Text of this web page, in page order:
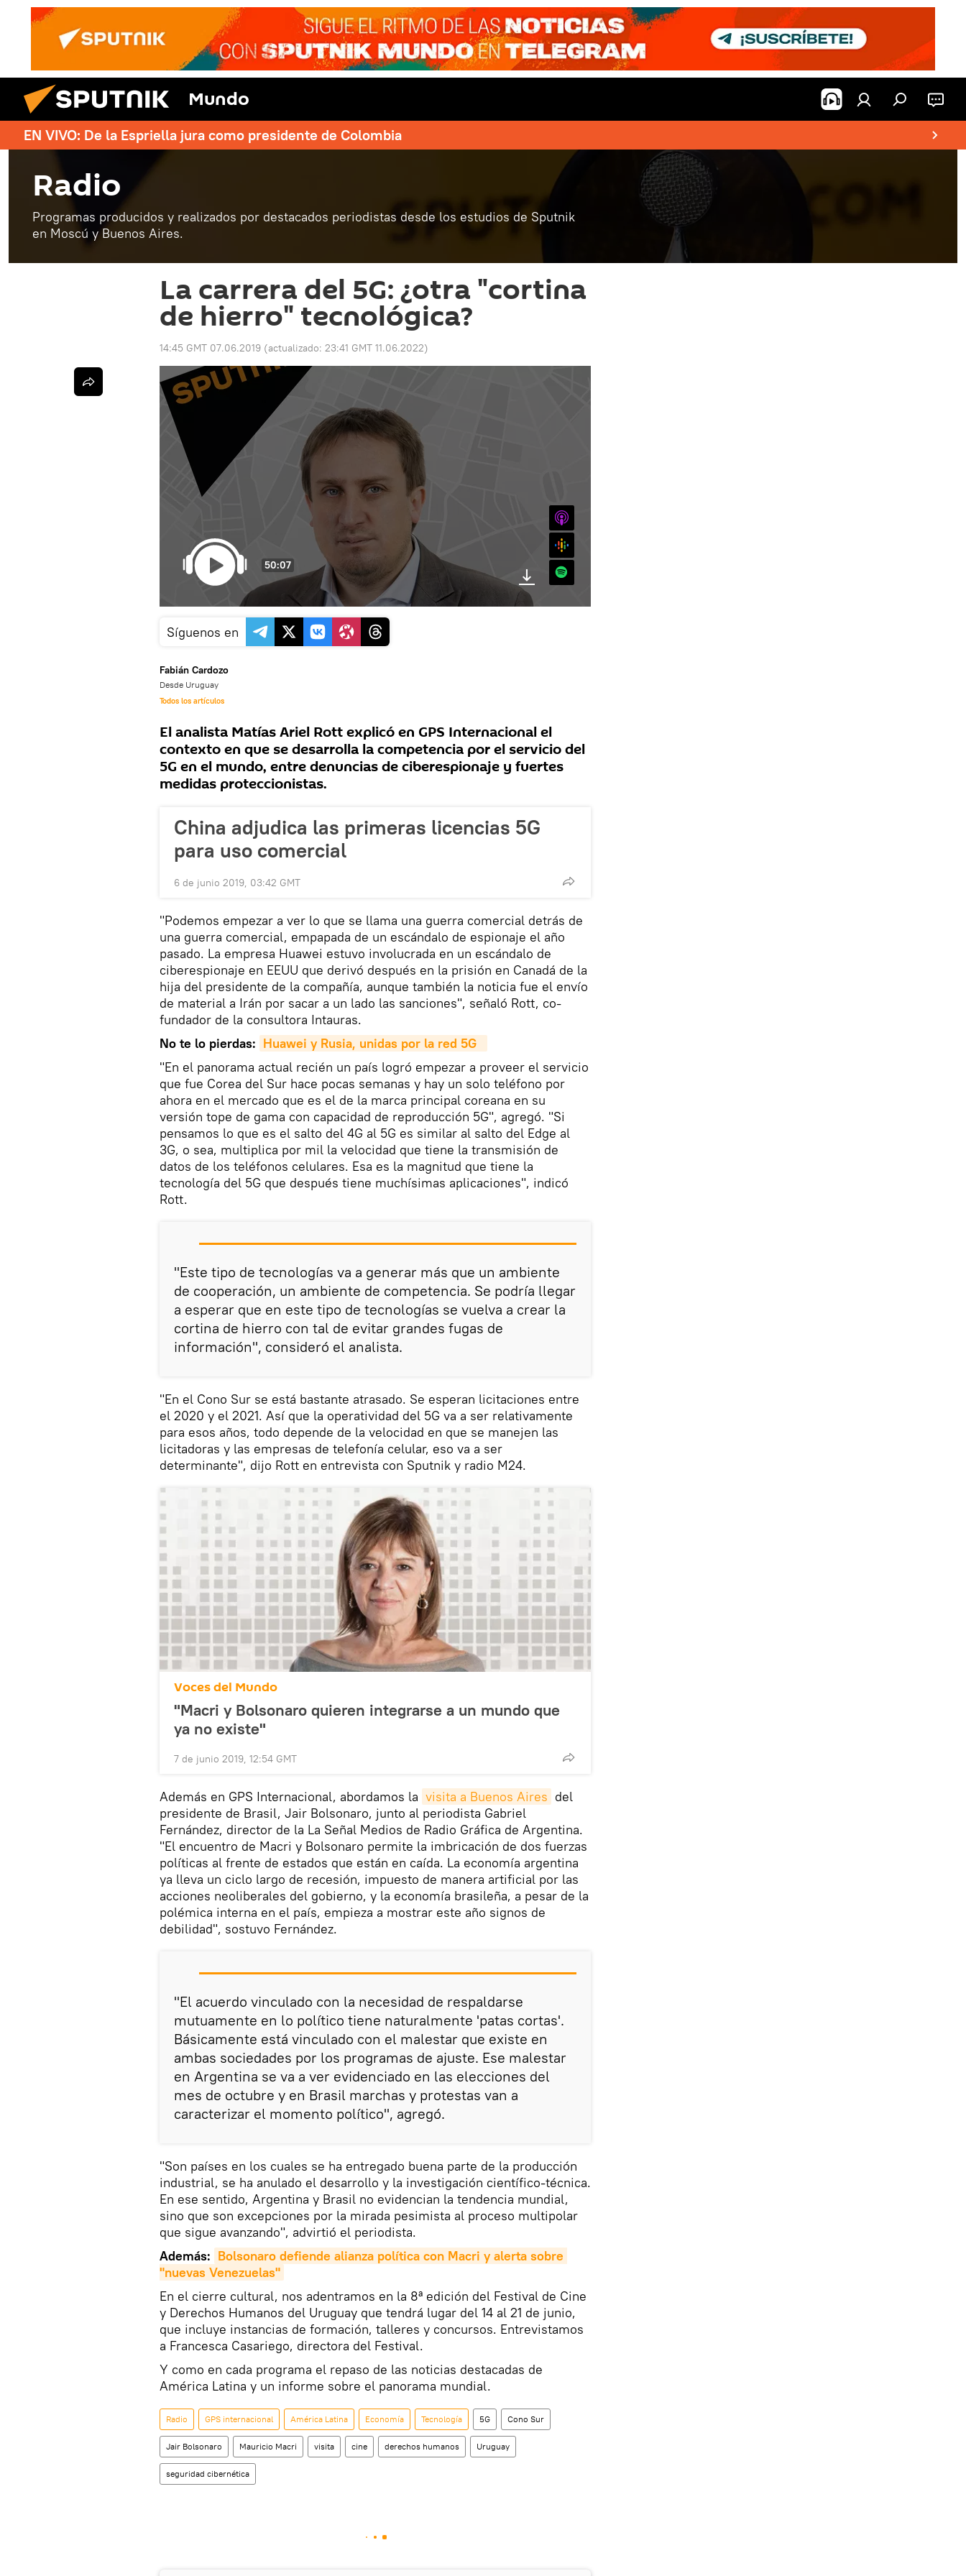
Mundo
EN VIVO: De la Espriella jura como presidente de Colombia
Radio
Programas producidos y realizados por destacados periodistas desde los estudios de Sputnik
en Moscú y Buenos Aires.
La carrera del 5G: ¿otra "cortina
de hierro" tecnológica?
14:45 GMT 07.06.2019 (actualizado: 23:41 GMT 11.06.2022)
50:07 Spotify
Síguenos en
Fabián Cardozo
Desde Uruguay
Todos los artículos
El analista Matías Ariel Rott explicó en GPS Internacional el
contexto en que se desarrolla la competencia por el servicio del
5G en el mundo, entre denuncias de ciberespionaje y fuertes
medidas proteccionistas.
China adjudica las primeras licencias 5G
para uso comercial
6 de junio 2019, 03:42 GMT
"Podemos empezar a ver lo que se llama una guerra comercial detrás de
una guerra comercial, empapada de un escándalo de espionaje el año
pasado. La empresa Huawei estuvo involucrada en un escándalo de
ciberespionaje en EEUU que derivó después en la prisión en Canadá de la
hija del presidente de la compañía, aunque también la noticia fue el envío
de material a Irán por sacar a un lado las sanciones", señaló Rott, co-
fundador de la consultora Intauras.
No te lo pierdas: Huawei y Rusia, unidas por la red 5G
"En el panorama actual recién un país logró empezar a proveer el servicio
que fue Corea del Sur hace pocas semanas y hay un solo teléfono por
ahora en el mercado que es el de la marca principal coreana en su
versión tope de gama con capacidad de reproducción 5G", agregó. "Si
pensamos lo que es el salto del 4G al 5G es similar al salto del Edge al
3G, o sea, multiplica por mil la velocidad que tiene la transmisión de
datos de los teléfonos celulares. Esa es la magnitud que tiene la
tecnología del 5G que después tiene muchísimas aplicaciones", indicó
Rott.
"Este tipo de tecnologías va a generar más que un ambiente
de cooperación, un ambiente de competencia. Se podría llegar
a esperar que en este tipo de tecnologías se vuelva a crear la
cortina de hierro con tal de evitar grandes fugas de
información", consideró el analista.
"En el Cono Sur se está bastante atrasado. Se esperan licitaciones entre
el 2020 y el 2021. Así que la operatividad del 5G va a ser relativamente
para esos años, todo depende de la velocidad en que se manejen las
licitadoras y las empresas de telefonía celular, eso va a ser
determinante", dijo Rott en entrevista con Sputnik y radio M24.
Voces del Mundo
"Macri y Bolsonaro quieren integrarse a un mundo que
ya no existe"
7 de junio 2019, 12:54 GMT
Además en GPS Internacional, abordamos la visita a Buenos Aires del
presidente de Brasil, Jair Bolsonaro, junto al periodista Gabriel
Fernández, director de la La Señal Medios de Radio Gráfica de Argentina.
"El encuentro de Macri y Bolsonaro permite la imbricación de dos fuerzas
políticas al frente de estados que están en caída. La economía argentina
ya lleva un ciclo largo de recesión, impuesto de manera artificial por las
acciones neoliberales del gobierno, y la economía brasileña, a pesar de la
polémica interna en el país, empieza a mostrar este año signos de
debilidad", sostuvo Fernández.
"El acuerdo vinculado con la necesidad de respaldarse
mutuamente en lo político tiene naturalmente 'patas cortas'.
Básicamente está vinculado con el malestar que existe en
ambas sociedades por los programas de ajuste. Ese malestar
en Argentina se va a ver evidenciado en las elecciones del
mes de octubre y en Brasil marchas y protestas van a
caracterizar el momento político", agregó.
"Son países en los cuales se ha entregado buena parte de la producción
industrial, se ha anulado el desarrollo y la investigación científico-técnica.
En ese sentido, Argentina y Brasil no evidencian la tendencia mundial,
sino que son excepciones por la mirada pesimista al proceso multipolar
que sigue avanzando", advirtió el periodista.
Además: Bolsonaro defiende alianza política con Macri y alerta sobre
"nuevas Venezuelas"
En el cierre cultural, nos adentramos en la 8ª edición del Festival de Cine
y Derechos Humanos del Uruguay que tendrá lugar del 14 al 21 de junio,
que incluye instancias de formación, talleres y concursos. Entrevistamos
a Francesca Casariego, directora del Festival.
Y como en cada programa el repaso de las noticias destacadas de
América Latina y un informe sobre el panorama mundial.
Radio GPS internacional América Latina Economía Tecnología 5G Cono Sur
Jair Bolsonaro Mauricio Macri visita cine derechos humanos Uruguay
seguridad cibernética